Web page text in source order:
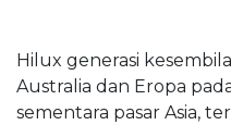
Hilux generasi
Australia dan Eropa
sementara pasar Asia,